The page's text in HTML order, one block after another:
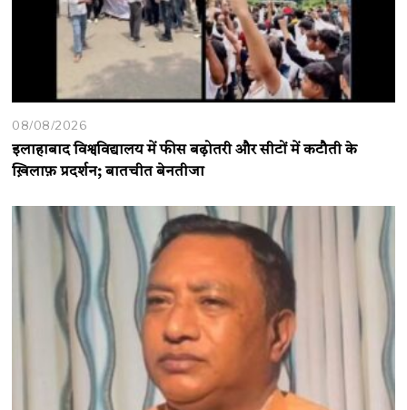
08/08/2026
इलाहाबाद विश्वविद्यालय में फीस बढ़ोतरी और सीटों में कटौती के
ख़िलाफ़ प्रदर्शन; बातचीत बेनतीजा